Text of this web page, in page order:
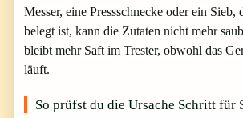
Messer, eine Pressschnecke oder ein Sieb,
belegt ist, kann die Zutaten nicht mehr
bleibt mehr Saft im Trester, obwohl das
läuft.
So prüfst du die Ursache Schritt für